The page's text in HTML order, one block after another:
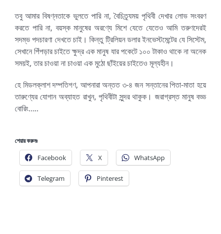
তবু আমার বিষণ্নতাকে ভুলতে পারি না, বৈচিত্র্যময় পৃথিবী দেখার লোভ সংবরণ
করতে পারি না, বয়স্ক মানুষের অরণ্যে মিশে যেতে যেতেও আমি তরুণদেরই
সদম্ভ পদচারণা দেখতে চাই। কিন্তু ট্রিলিয়ন ডলার ইনভেস্টমেন্টের যে সিস্টেম,
সেখানে পিঁপড়ার চাইতে ক্ষুদ্র এক মানুষ যার পকেটে ১০০ টাকাও থাকে না অনেক
সময়ই, তার চাওয়া না চাওয়া এক মুঠো ছাঁইয়ের চাইতেও মূল্যহীন।
হে মিডলক্লাশ দম্পতিগণ, আপনারা অন্তত ৩-৪ জন সন্তানের পিতা-মাতা হয়ে
তারুণ্যের যোগান অব্যাহত রাখুন, পৃথিবীটা সুন্দর থাকুক। জরাগ্রস্ত মানুষ বড্ড
বোরিং…..
শেয়ার করুনঃ
Facebook X WhatsApp
Telegram Pinterest